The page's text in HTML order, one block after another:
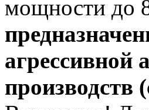
мощности до
агрессивной
производств